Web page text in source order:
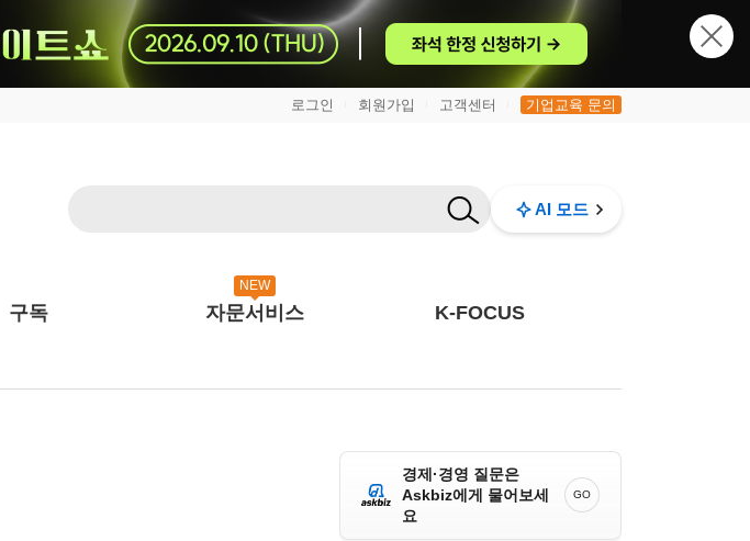
로그인 회원가입 고객센터 기업교육 문의
AI 모드
구독
NEW
자문서비스 K-FOCUS
경제·경영 질문은
Askbiz에게 물어보세
요
GO